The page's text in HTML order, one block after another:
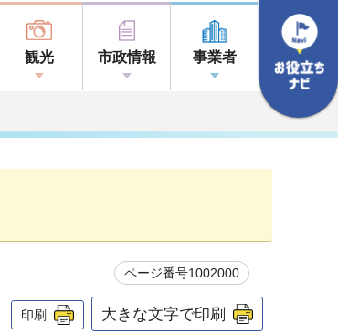
観光 市政情報 事業者
ページ番号1002000
印刷 大きな文字で印刷